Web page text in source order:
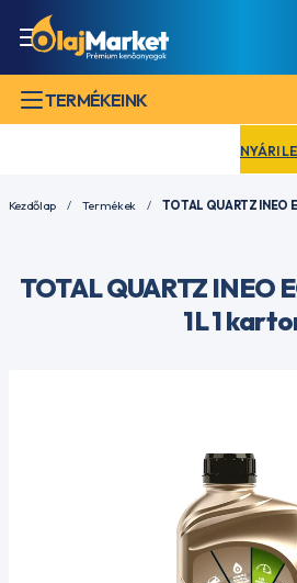
TERMÉKEINK
NYÁRI
Kezdőlap Termékek TOTAL QUARTZ INEO
TOTAL QUARTZ INEO
1L 1